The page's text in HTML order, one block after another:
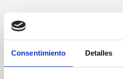
Consentimiento Detalles
Centr. Comercial Las Brisas, 25